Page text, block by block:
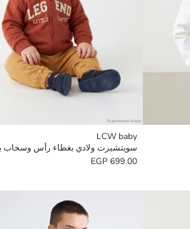
LCW baby
699.00 EGP